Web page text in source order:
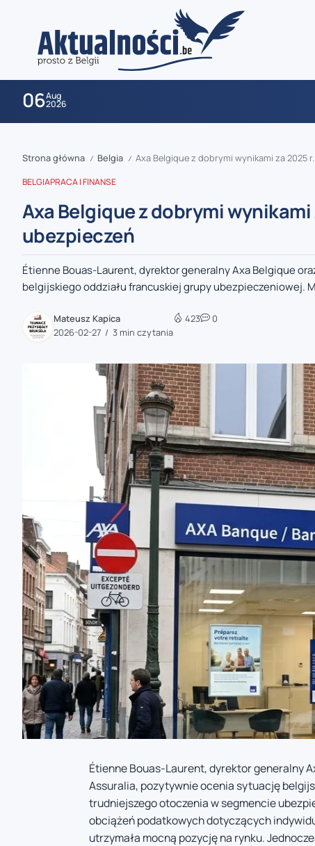
06Aug
2026
zaobserwuj nas
zaobserwuj nas
Strona główna / Belgia / Axa Belgique z dobrymi wynikami za
BELGIAPRACA I FINANSE
Axa Belgique z dobrymi
ubezpieczeń
Étienne Bouas-Laurent, dyrektor generalny Axa Belgique
belgijskiego oddziału francuskiej grupy ubezpieczeniowej.
Mateusz Kapica
2026-02-27
3 min czytania
423 0
Étienne Bouas-Laurent, dyrektor generalny
Assuralia, pozytywnie ocenia sytuację
trudniejszego otoczenia w segmencie
obciążeń podatkowych dotyczących
utrzymała mocną pozycję na rynku.